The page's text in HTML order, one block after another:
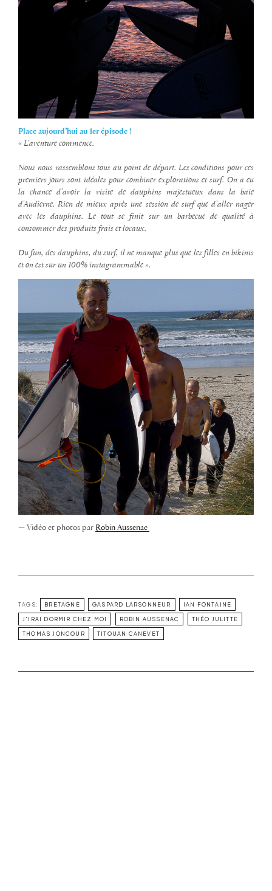
Place aujourd’hui au 1er épisode !
« L’aventure commence.
Nous nous rassemblons tous au point de départ. Les conditions pour ces
premiers jours sont idéales pour combiner explorations et surf. On a eu
la chance d’avoir la visite de dauphins majestueux dans la baie
d’Audierne. Rien de mieux après une session de surf que d’aller nager
avec les dauphins. Le tout se finit sur un barbecue de qualité à
consommer des produits frais et locaux.
Du fun, des dauphins, du surf, il ne manque plus que les filles en bikinis
et on est sur un 100% instagrammable ».
— Vidéo et photos par Robin Aussenac
TAGS: BRETAGNE GASPARD LARSONNEUR IAN FONTAINE
J'IRAI DORMIR CHEZ MOI ROBIN AUSSENAC THÉO JULITTE
THOMAS JONCOUR TITOUAN CANEVET